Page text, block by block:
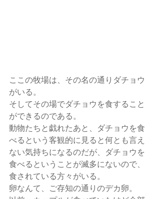
ここの牧場は、その名の通りダチョウ
がいる。
そしてその場でダチョウを食すること
ができるのである。
動物たちと戯れたあと、ダチョウを食
べるという客観的に見ると何とも言え
ない気持ちになるのだが、ダチョウを
食べるということが滅多にないので、
食されている方々がいる。
卵なんて、ご存知の通りのデカ卵。